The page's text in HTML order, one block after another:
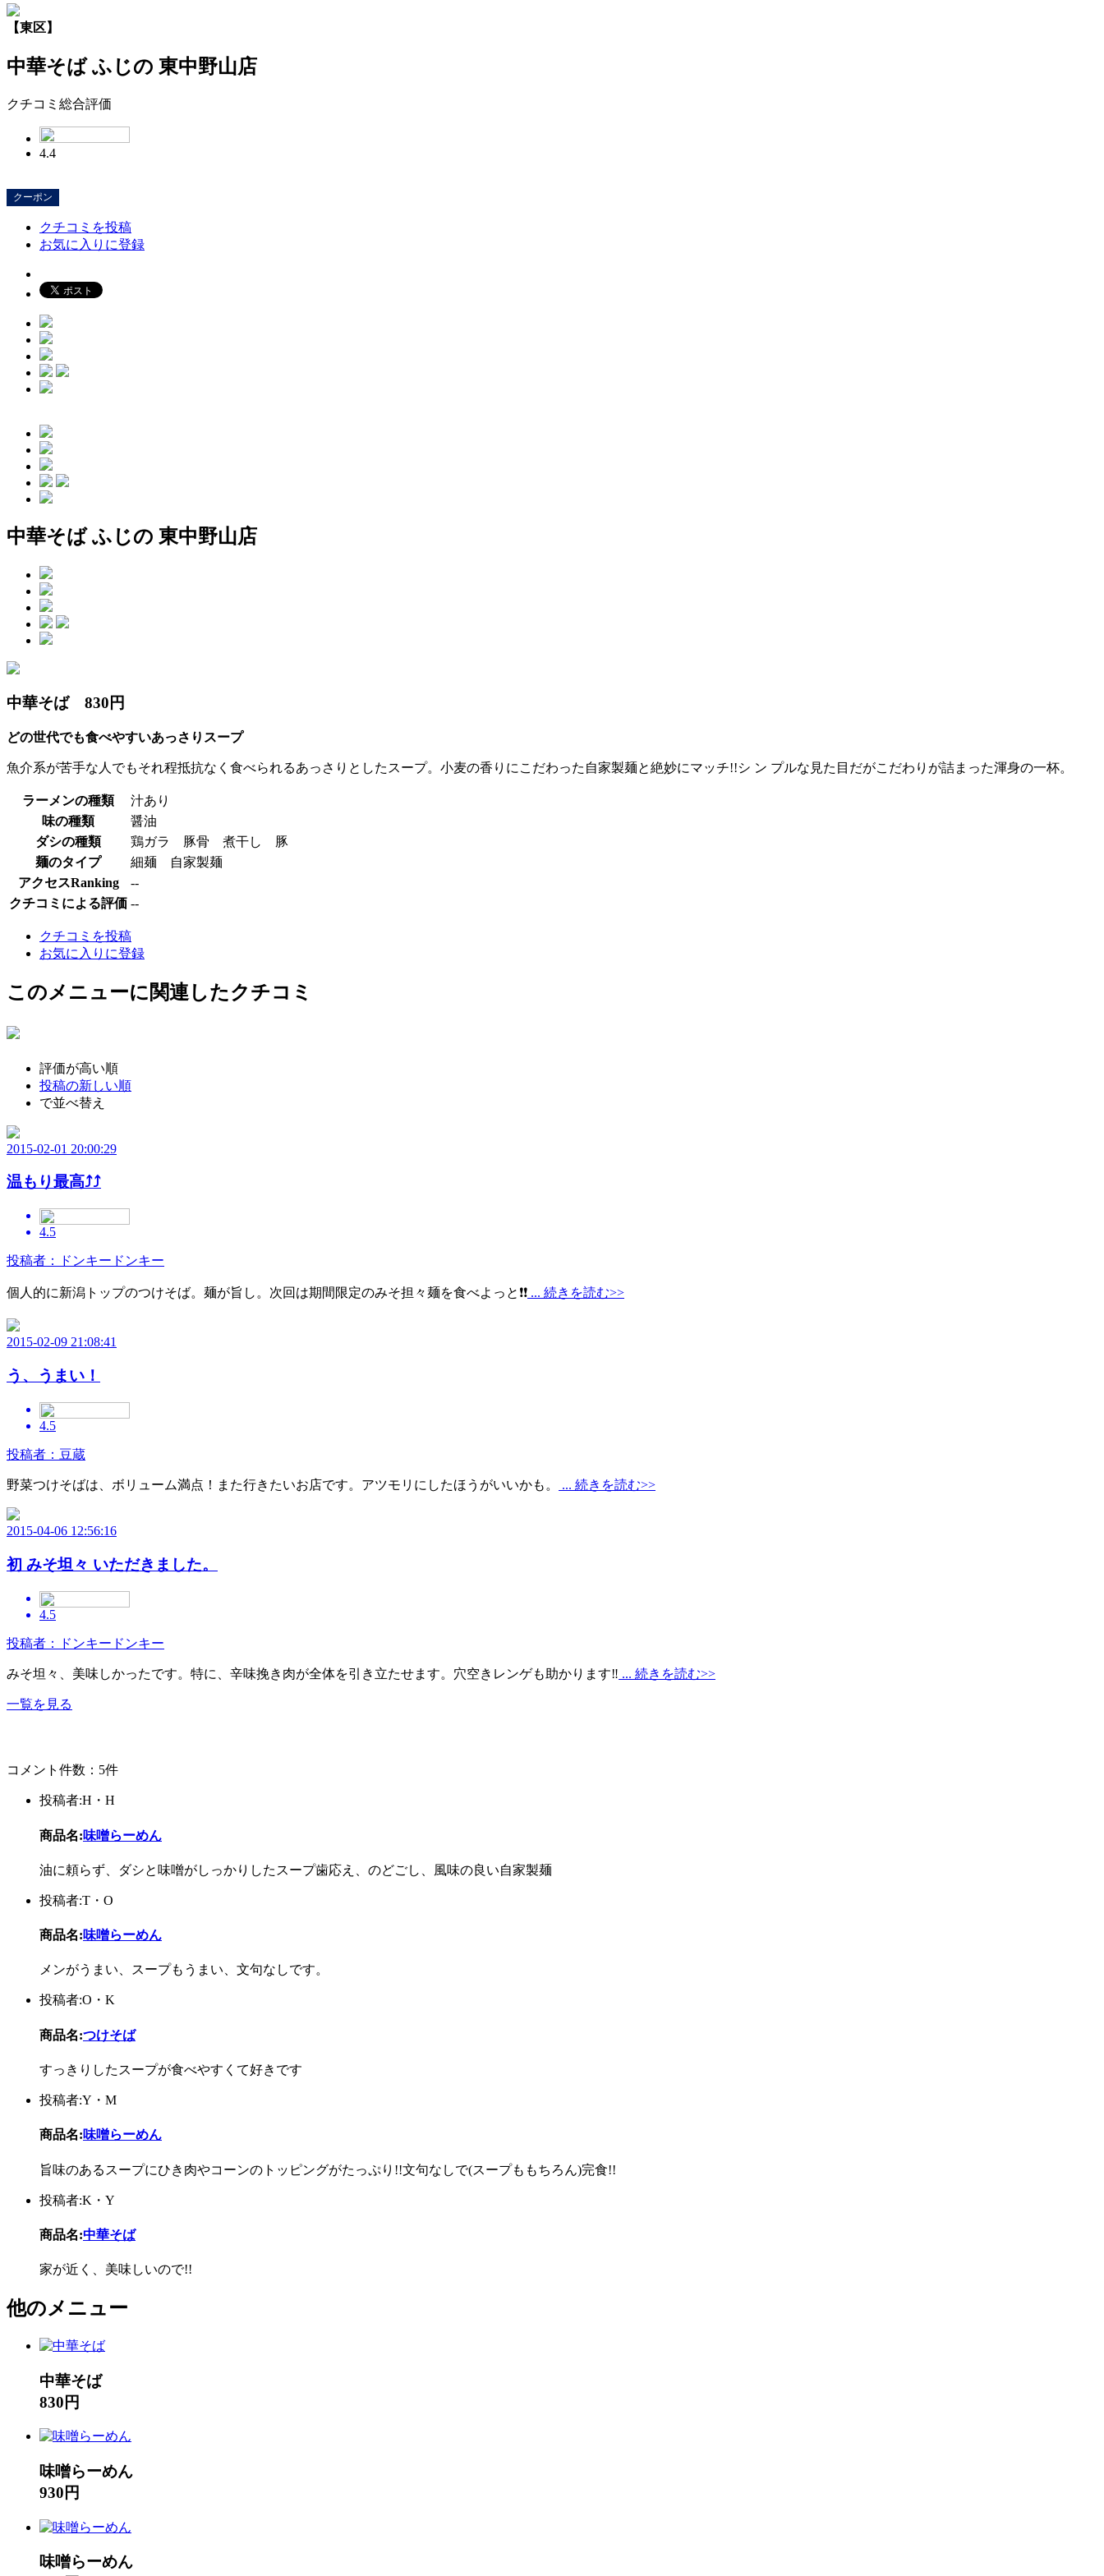
【東区】
中華そば ふじの 東中野山店
クチコミ総合評価
4.4
クーポン
クチコミを投稿
お気に入りに登録
中華そば ふじの 東中野山店
中華そば 830円
どの世代でも食べやすいあっさりスープ
魚介系が苦手な人でもそれ程抵抗なく食べられるあっさりとしたスープ。小麦の香りにこだわった自家製麺と絶妙にマッチ!!シ ン プルな見た目だがこだわりが詰まった渾身の一杯。
ラーメンの種類
汁あり
味の種類
醤油
ダシの種類
鶏ガラ 豚骨 煮干し 豚
麺のタイプ
細麺 自家製麺
アクセスRanking
--
クチコミによる評価 --
クチコミを投稿
お気に入りに登録
このメニューに関連したクチコミ
評価が高い順
投稿の新しい順
で並べ替え
2015-02-01 20:00:29
温もり最高⤴⤴
4.5
投稿者：ドンキードンキー
個人的に新潟トップのつけそば。麺が旨し。次回は期間限定のみそ担々麺を食べよっと❗❗ ... 続きを読む>>
2015-02-09 21:08:41
う、うまい！
4.5
投稿者：豆蔵
野菜つけそばは、ボリューム満点！また行きたいお店です。アツモリにしたほうがいいかも。 ... 続きを読む>>
2015-04-06 12:56:16
初 みそ坦々 いただきました。
4.5
投稿者：ドンキードンキー
みそ坦々、美味しかったです。特に、辛味挽き肉が全体を引き立たせます。穴空きレンゲも助かります‼ ... 続きを読む>>
一覧を見る
コメント件数：5件
投稿者:H・H
商品名:味噌らーめん
油に頼らず、ダシと味噌がしっかりしたスープ歯応え、のどごし、風味の良い自家製麺
投稿者:T・O
商品名:味噌らーめん
メンがうまい、スープもうまい、文句なしです。
投稿者:O・K
商品名:つけそば
すっきりしたスープが食べやすくて好きです
投稿者:Y・M
商品名:味噌らーめん
旨味のあるスープにひき肉やコーンのトッピングがたっぷり!!文句なしで(スープももちろん)完食!!
投稿者:K・Y
商品名:中華そば
家が近く、美味しいので!!
他のメニュー
中華そば
830円
味噌らーめん
930円
味噌らーめん